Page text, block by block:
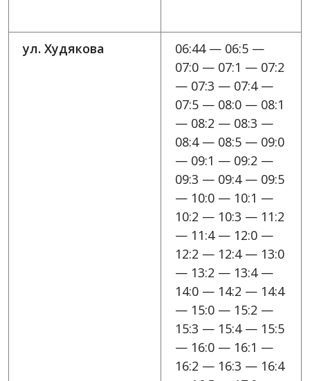
ул. Худякова
06:44 — 06:5 —
07:0 — 07:1 — 07:2
— 07:3 — 07:4 —
07:5 — 08:0 — 08:1
— 08:2 — 08:3 —
08:4 — 08:5 — 09:0
— 09:1 — 09:2 —
09:3 — 09:4 — 09:5
— 10:0 — 10:1 —
10:2 — 10:3 — 11:2
— 11:4 — 12:0 —
12:2 — 12:4 — 13:0
— 13:2 — 13:4 —
14:0 — 14:2 — 14:4
— 15:0 — 15:2 —
15:3 — 15:4 — 15:5
— 16:0 — 16:1 —
16:2 — 16:3 — 16:4